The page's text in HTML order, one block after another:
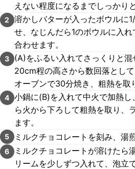
えない程度になるまでしっかり
2
溶かしバターが入ったボウルに
せ、なじんだら1のボウルに入
合わせます。
3
(A)をふるい入れてさっくりと混
20cm程の高さから数回落とし
オーブンで30分焼き、粗熱を取
4 小鍋に(B)を入れて中火で加熱し
ら火から下ろして粗熱を取り、
ます。
5 ミルクチョコレートを刻み、湯
6
ミルクチョコレートが溶けたら
リームを少しずつ入れて、泡立